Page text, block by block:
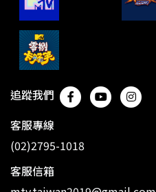
追蹤我們
客服專線
(02)2795-1018
客服信箱